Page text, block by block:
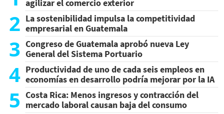
agilizar el comercio exterior
2 La sostenibilidad impulsa la competitividad
empresarial en Guatemala
3 Congreso de Guatemala aprobó nueva Ley
General del Sistema Portuario
4 Productividad de uno de cada seis empleos en
economías en desarrollo podría mejorar por la IA
5 Costa Rica: Menos ingresos y contracción del
mercado laboral causan baja del consumo